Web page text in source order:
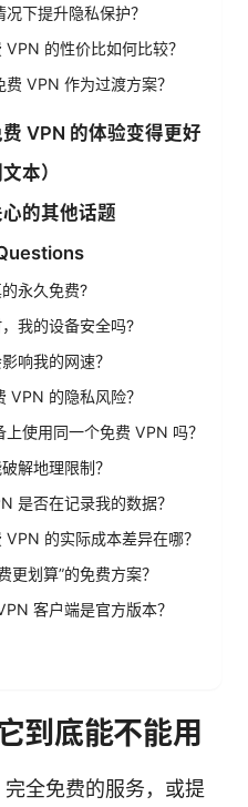
下提升隐私保护？
的性价比如何比较？
VPN 作为过渡方案？
VPN 的体验变得更好
本）
的其他话题
永久免费?
我的设备安全吗?
响我的网速？
VPN 的隐私风险？
使用同一个免费 VPN 吗？
解地理限制？
是否在记录我的数据？
的实际成本差异在哪？
更划算”的免费方案？
客户端是官方版本？
到底能不能用
全免费的服务，或提